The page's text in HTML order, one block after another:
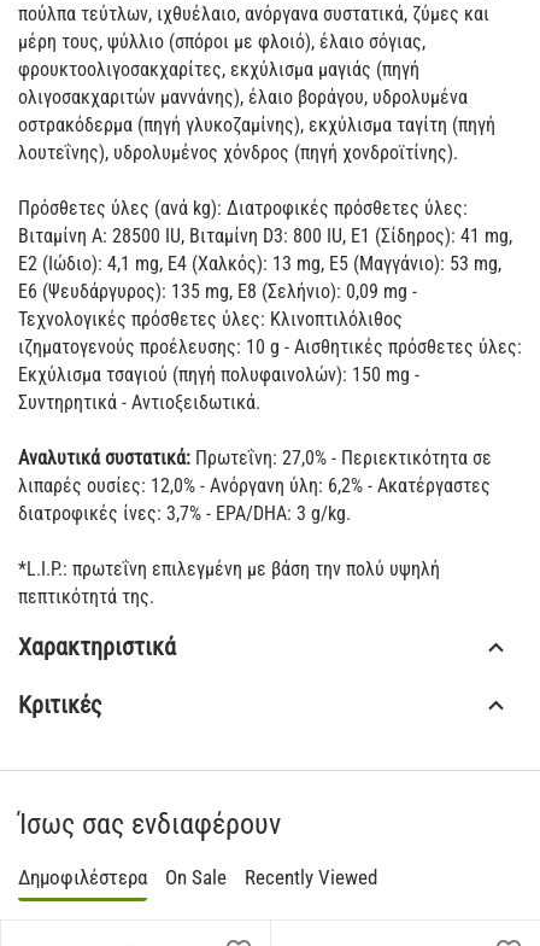
πούλπα τεύτλων, ιχθυέλαιο, ανόργανα συστατικά, ζύμες και
μέρη τους, ψύλλιο (σπόροι με φλοιό), έλαιο σόγιας,
φρουκτοολιγοσακχαρίτες, εκχύλισμα μαγιάς (πηγή
ολιγοσακχαριτών μαννάνης), έλαιο βοράγου, υδρολυμένα
οστρακόδερμα (πηγή γλυκοζαμίνης), εκχύλισμα ταγίτη (πηγή
λουτεΐνης), υδρολυμένος χόνδρος (πηγή χονδροϊτίνης).
Πρόσθετες ύλες (ανά kg): Διατροφικές πρόσθετες ύλες:
Βιταμίνη A: 28500 IU, Βιταμίνη D3: 800 IU, E1 (Σίδηρος): 41 mg,
E2 (Ιώδιο): 4,1 mg, E4 (Χαλκός): 13 mg, E5 (Μαγγάνιο): 53 mg,
E6 (Ψευδάργυρος): 135 mg, E8 (Σελήνιο): 0,09 mg -
Τεχνολογικές πρόσθετες ύλες: Κλινοπτιλόλιθος
ιζηματογενούς προέλευσης: 10 g - Αισθητικές πρόσθετες ύλες:
Εκχύλισμα τσαγιού (πηγή πολυφαινολών): 150 mg -
Συντηρητικά - Αντιοξειδωτικά.
Αναλυτικά συστατικά: Πρωτεΐνη: 27,0% - Περιεκτικότητα σε
λιπαρές ουσίες: 12,0% - Ανόργανη ύλη: 6,2% - Ακατέργαστες
διατροφικές ίνες: 3,7% - EPA/DHA: 3 g/kg.
*L.I.P.: πρωτεΐνη επιλεγμένη με βάση την πολύ υψηλή
πεπτικότητά της.
Χαρακτηριστικά
Κριτικές
Ίσως σας ενδιαφέρουν
Δημοφιλέστερα On Sale Recently Viewed